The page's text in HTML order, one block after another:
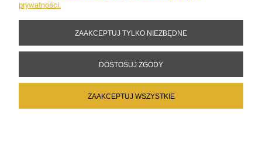
Copyright 2017-2026 Sakramento.pl
prywatności.
ZAAKCEPTUJ TYLKO NIEZBĘDNE
DOSTOSUJ ZGODY
ZAAKCEPTUJ WSZYSTKIE